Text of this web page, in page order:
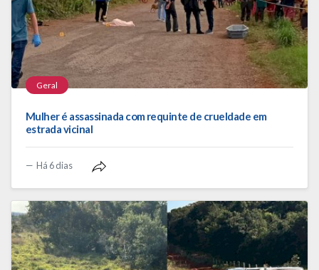
Geral
Mulher é assassinada com requinte de crueldade em
estrada vicinal
Há 6 dias